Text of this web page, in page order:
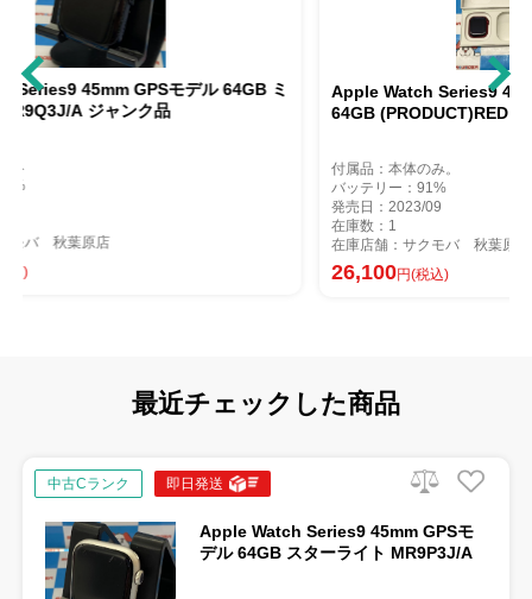
ル 64GB ミ
Apple Watch Series9 41mm GPS+Cellularモデル
64GB (PRODUCT)RED MRY63J/A
在庫店舗：サクモバ 秋葉原店
最近チェックした商品
中古Cランク 即日発送
Apple Watch Series9 45mm GPSモ
デル 64GB スターライト MR9P3J/A